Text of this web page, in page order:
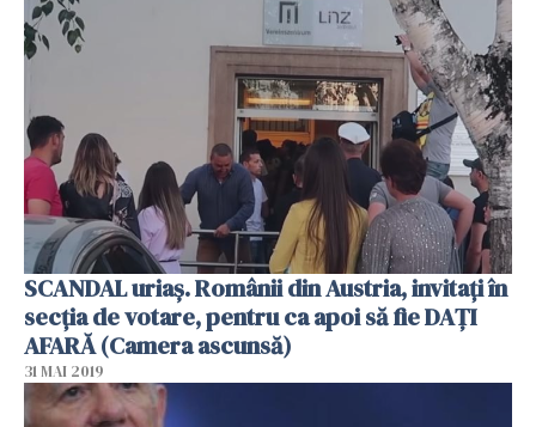
SCANDAL uriaș. Românii din Austria, invitați în
secția de votare, pentru ca apoi să fie DAȚI
AFARĂ (Camera ascunsă)
31 MAI 2019